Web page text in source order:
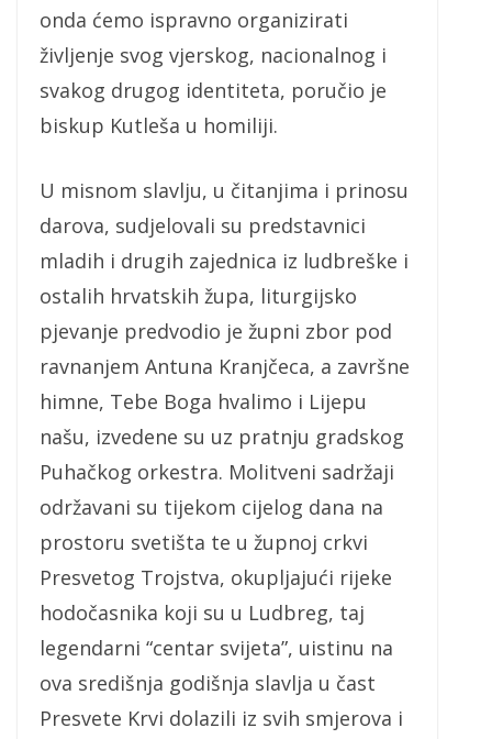
onda ćemo ispravno organizirati
življenje svog vjerskog, nacionalnog i
svakog drugog identiteta, poručio je
biskup Kutleša u homiliji.
U misnom slavlju, u čitanjima i prinosu
darova, sudjelovali su predstavnici
mladih i drugih zajednica iz ludbreške i
ostalih hrvatskih župa, liturgijsko
pjevanje predvodio je župni zbor pod
ravnanjem Antuna Kranjčeca, a završne
himne, Tebe Boga hvalimo i Lijepu
našu, izvedene su uz pratnju gradskog
Puhačkog orkestra. Molitveni sadržaji
održavani su tijekom cijelog dana na
prostoru svetišta te u župnoj crkvi
Presvetog Trojstva, okupljajući rijeke
hodočasnika koji su u Ludbreg, taj
legendarni “centar svijeta”, uistinu na
ova središnja godišnja slavlja u čast
Presvete Krvi dolazili iz svih smjerova i